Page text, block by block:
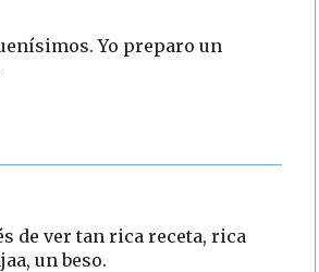
Yo preparo un
de ver tan rica receta, rica
un beso.